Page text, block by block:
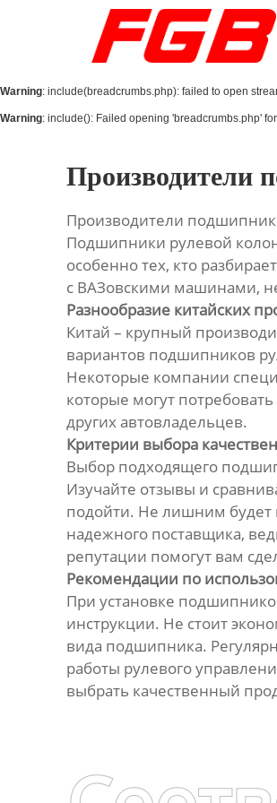
Продукция
Warning: include(breadcrumbs.php): failed to open
Warning: include(): Failed opening 'breadcrumbs.php'
Производители
Производители
Подшипники рулевой
особенно тех, кто
с ВАЗовскими машинами,
Разнообразие китайских
Китай – крупный
вариантов подшипников
Некоторые компании
которые могут
других автовладельцев.
Критерии выбора
Выбор подходящего
Изучайте отзывы и
подойти. Не лишним будет
надежного поставщика,
репутации помогут вам
Рекомендации по
При установке
инструкции. Не стоит
вида подшипника.
работы рулевого
выбрать качественный